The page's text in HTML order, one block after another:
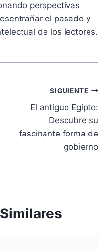
perspectivas
el pasado y
de los lectores.
SIGUIENTE
El antiguo Egipto:
Descubre su
fascinante forma de
gobierno